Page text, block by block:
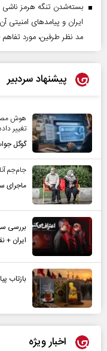
بسته‌شدن تنگه هرمز ناشی
ایران و پیامد‌های
مد نظر طرفین، مورد تفاهم
پیشنهاد سردبیر
هوش
تغییر
گوگل
جام‌جم
ماجرای سن
بررسی
ایران +
بازتاب
اخبار ویژه